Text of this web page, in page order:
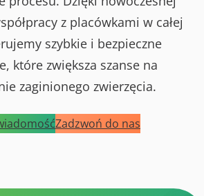
z placówkami w całej
szybkie i bezpieczne
które zwiększa szanse na
zaginionego zwierzęcia.
Zadzwoń do nas